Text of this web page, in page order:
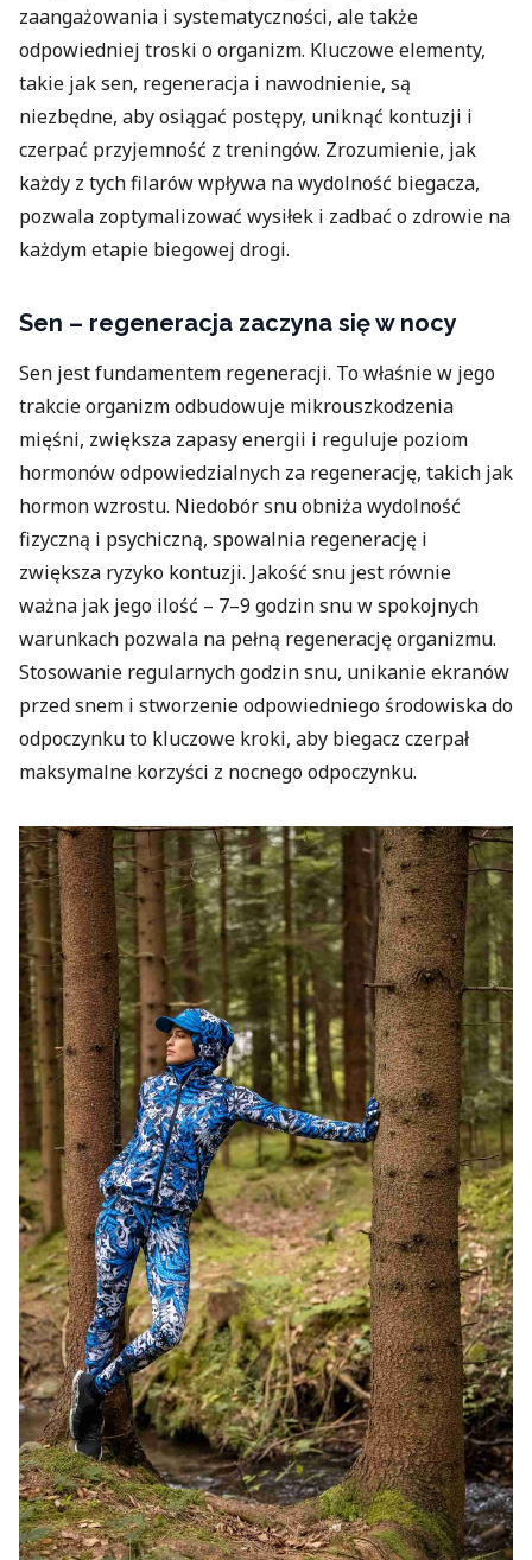
zaangażowania i systematyczności, ale także
odpowiedniej troski o organizm. Kluczowe elementy,
takie jak sen, regeneracja i nawodnienie, są
niezbędne, aby osiągać postępy, uniknąć kontuzji i
czerpać przyjemność z treningów. Zrozumienie, jak
każdy z tych filarów wpływa na wydolność biegacza,
pozwala zoptymalizować wysiłek i zadbać o zdrowie na
każdym etapie biegowej drogi.
Sen – regeneracja zaczyna się w nocy
Sen jest fundamentem regeneracji. To właśnie w jego
trakcie organizm odbudowuje mikrouszkodzenia
mięśni, zwiększa zapasy energii i reguluje poziom
hormonów odpowiedzialnych za regenerację, takich jak
hormon wzrostu. Niedobór snu obniża wydolność
fizyczną i psychiczną, spowalnia regenerację i
zwiększa ryzyko kontuzji. Jakość snu jest równie
ważna jak jego ilość – 7–9 godzin snu w spokojnych
warunkach pozwala na pełną regenerację organizmu.
Stosowanie regularnych godzin snu, unikanie ekranów
przed snem i stworzenie odpowiedniego środowiska do
odpoczynku to kluczowe kroki, aby biegacz czerpał
maksymalne korzyści z nocnego odpoczynku.